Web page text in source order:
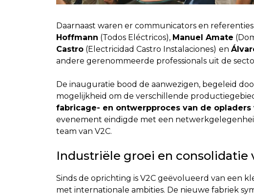
Daarnaast waren er communicators en
Hoffmann (Todos Eléctricos), Manuel Amate
Castro(Electricidad Castro Instalaciones) en
andere gerenommeerde professionals uit de
De inauguratie bood de aanwezigen, begeleid
mogelijkheid om de verschillende
fabricage- en ontwerpproces van de
evenement eindigde met een
team van V2C.
Industriële groei en consolidatie
Sinds de oprichting is V2C geëvolueerd van een
met internationale ambities. De nieuwe fabriek